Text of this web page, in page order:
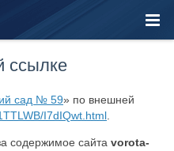
ссылке
сад № 59» по внешней
I7dIQwt.html
содержимое сайта vorota-